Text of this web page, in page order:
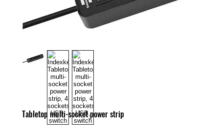
Tabletop multi-socket power strip